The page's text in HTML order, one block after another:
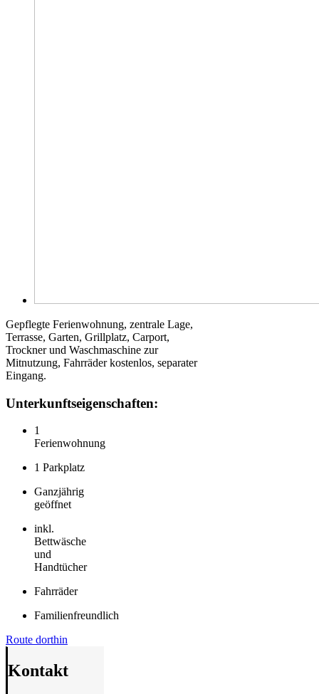
Gepflegte Ferienwohnung, zentrale Lage,
Terrasse, Garten, Grillplatz, Carport,
Trockner und Waschmaschine zur
Mitnutzung, Fahrräder kostenlos, separater
Eingang.
Unterkunftseigenschaften:
1
Ferienwohnung
1 Parkplatz
Ganzjährig
geöffnet
inkl.
Bettwäsche
und
Handtücher
Fahrräder
Familienfreundlich
Route dorthin
Kontakt